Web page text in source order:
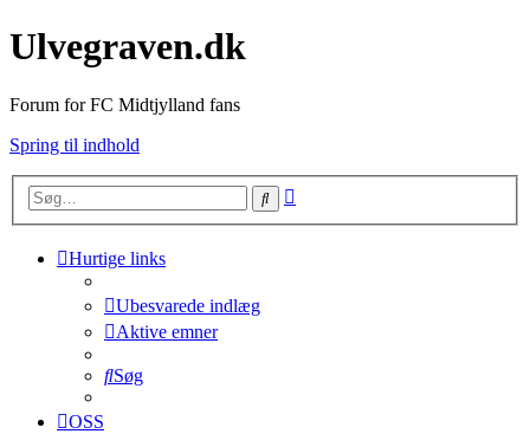
Ulvegraven.dk
Forum for FC Midtjylland fans
Spring til indhold
Søg
Hurtige links
Ubesvarede indlæg
Aktive emner
Søg
OSS